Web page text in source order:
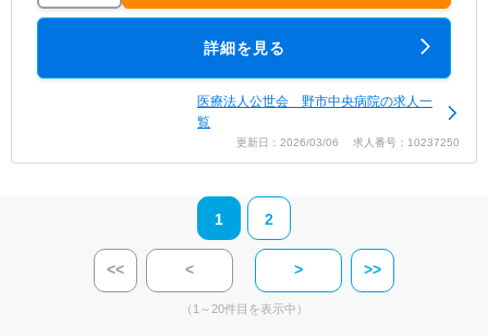
詳細を見る
医療法人公世会 野市中央病院の求人一
覧
更新日：2026/03/06 求人番号：10237250
1 2
<< < > >>
（1～20件目を表示中）